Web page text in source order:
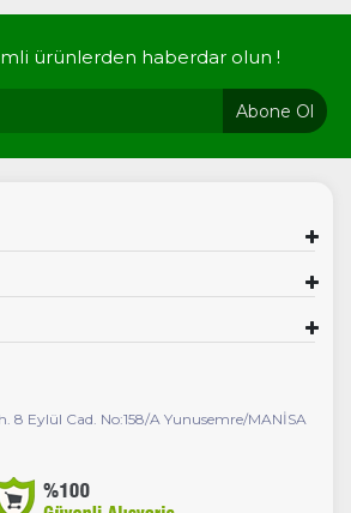
ürünlerden haberdar olun !
Abone Ol
8 Eylül Cad. No:158/A Yunusemre/MANİSA